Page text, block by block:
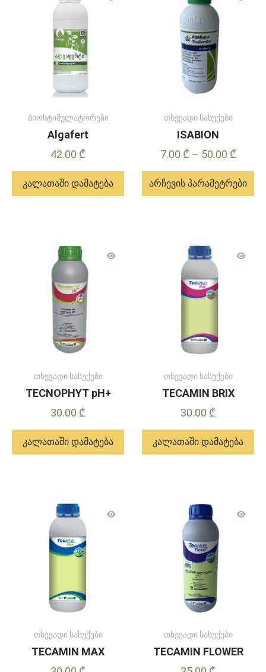
ბიოსტიმულატორები
Algafert
42.00 ₾
კალათაში დამატება
თხევადი სასუქები
ISABION
7.00 ₾ – 50.00 ₾Price
range:
7.00 ₾
არჩევის პარამეტრები
მრავალი
ვარიანტი.
ვარიანტები
პროდუქტის
გვერდზე
თხევადი სასუქები
TECNOPHYT pH+
30.00 ₾
კალათაში დამატება
თხევადი სასუქები
TECAMIN BRIX
30.00 ₾
კალათაში დამატება
თხევადი სასუქები
TECAMIN MAX
თხევადი სასუქები
TECAMIN FLOWER